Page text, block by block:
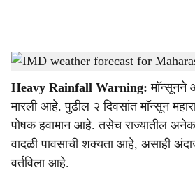
a
r
e
IMD weather forecast for Maharashtra-Agrowon
Heavy Rainfall Warning: माॅन्सूनने
मारली आहे. पुढील २ दिवसांत माॅन्सून
पोषक हवामान आहे. तसेच राज्यातील
वादळी पावसाची शक्यता आहे, असाही
वर्तविला आहे.